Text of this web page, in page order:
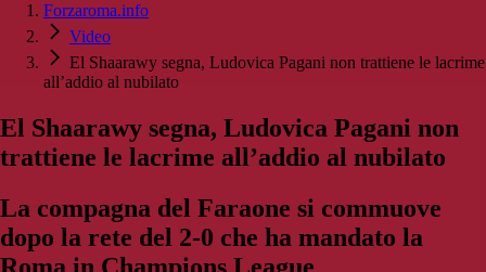
Forzaroma.info
Video
El Shaarawy segna, Ludovica Pagani non trattiene le lacrime
all’addio al nubilato
El Shaarawy segna, Ludovica Pagani non
trattiene le lacrime all’addio al nubilato
La compagna del Faraone si commuove
dopo la rete del 2-0 che ha mandato la